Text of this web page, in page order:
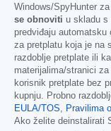
Windows/SpyHunter
se obnoviti u skladu s
predviđaju automatsku
za pretplatu koja je na
razdoblje pretplate ili
materijalima/stranici
korisnik pretplate bez
kupnju. Probno
EULA/TOS, Pravilima
Ako želite deinstalirati